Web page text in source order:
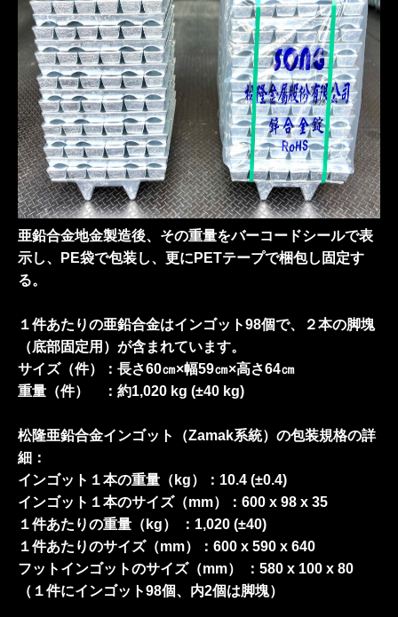
亜鉛合金地金製造後、その重量をバーコードシールで表
示し、PE袋で包装し、更にPETテープで梱包し固定す
る。
１件あたりの亜鉛合金はインゴット98個で、２本の脚塊
（底部固定用）が含まれています。
サイズ（件）：長さ60㎝×幅59㎝×高さ64㎝
重量（件） ：約1,020 kg (±40 kg)
松隆亜鉛合金インゴット（Zamak系統）の包装規格の詳
細：
インゴット１本の重量（kg）：10.4 (±0.4)
インゴット１本のサイズ（mm）：600 x 98 x 35
１件あたりの重量（kg） ：1,020 (±40)
１件あたりのサイズ（mm）：600 x 590 x 640
フットインゴットのサイズ（mm） ：580 x 100 x 80
（１件にインゴット98個、内2個は脚塊）